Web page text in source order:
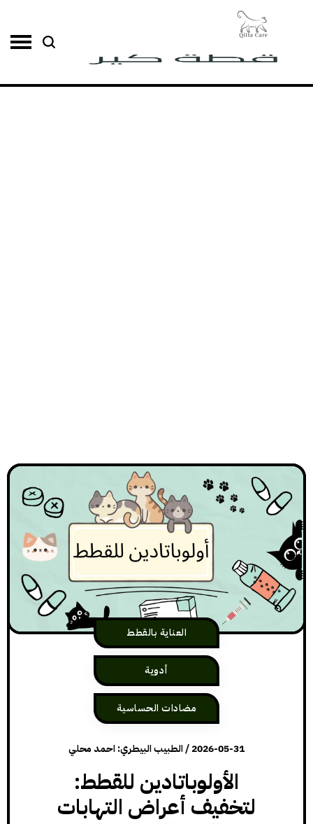
العناية بالقطط
أدوية
مضادات الحساسية
2026-05-31
/الطبيب البيطري: احمد محلي
الأولوباتادين للقطط:
لتخفيف أعراض التهابات